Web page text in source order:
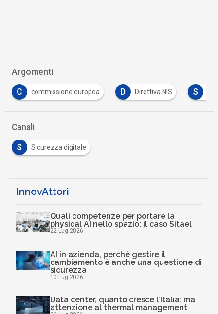
Argomenti
D Direttiva NIS S sicurezza Tutto
Canali
S Sicurezza digitale
InnovAttori
Quali competenze per portare la
physical AI nello spazio: il caso Sitael
22 Lug 2026
AI in azienda, perché gestire il
cambiamento è anche una questione di
sicurezza
10 Lug 2026
Data center, quanto cresce l’Italia: ma
attenzione al thermal management